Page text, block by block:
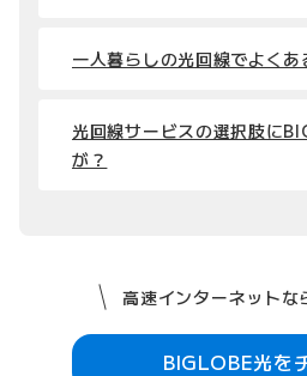
一人暮らしの光回線でよくあ
光回線サービスの選択肢に
が？
高速インターネットな
BIGLOBE光を